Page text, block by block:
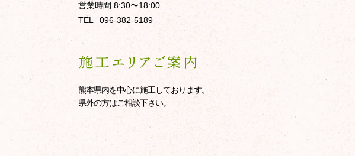
営業時間 8:30〜18:00
TEL
096-382-5189
熊本県内を中心に施工しております。
県外の方はご相談下さい。